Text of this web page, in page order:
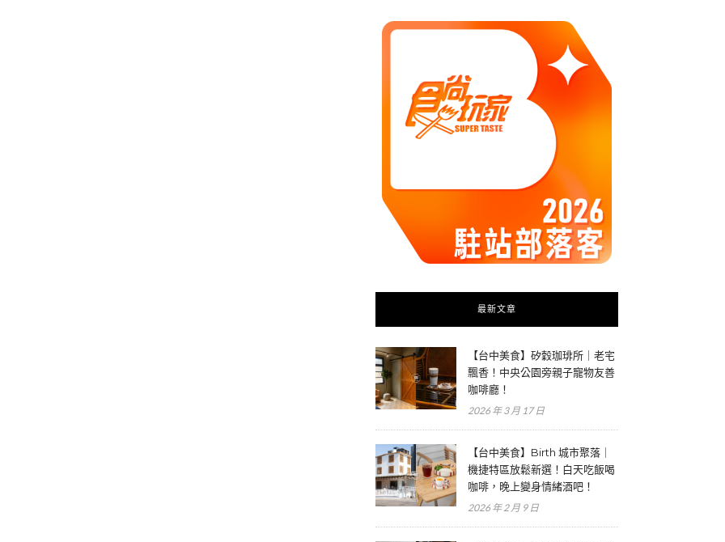
最新文章
【台中美食】矽穀珈琲所｜老宅
飄香！中央公園旁親子寵物友善
咖啡廳！
2026 年 3 月 17 日
【台中美食】Birth 城市聚落｜
機捷特區放鬆新選！白天吃飯喝
咖啡，晚上變身情緒酒吧！
2026 年 2 月 9 日